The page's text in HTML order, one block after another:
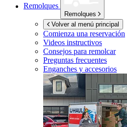
Remolques
Remolques
Volver al menú principal
Comienza una reservación
Videos instructivos
Consejos para remolcar
Preguntas frecuentes
Enganches y accesorios